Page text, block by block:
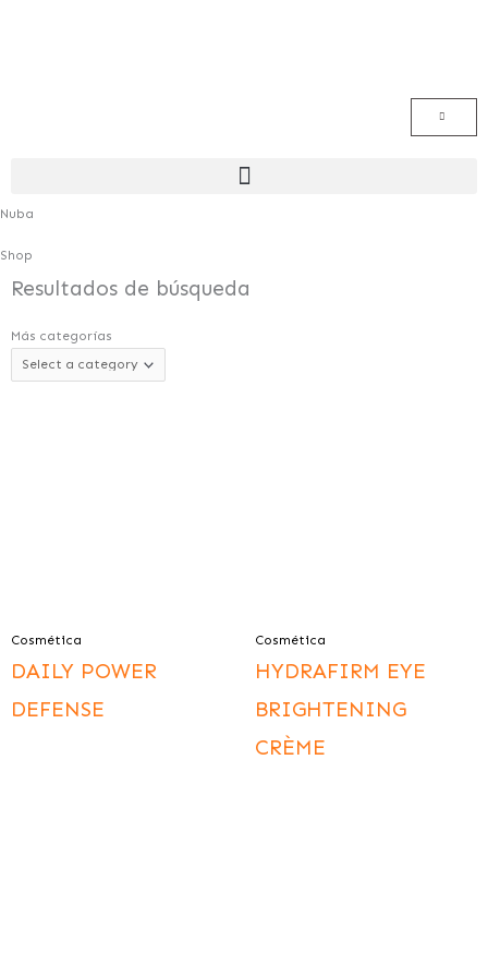
Menú
Nuba
Shop
Resultados de búsqueda
Más categorías
Cosmética
DAILY POWER
DEFENSE
Cosmética
HYDRAFIRM EYE
BRIGHTENING
CRÈME